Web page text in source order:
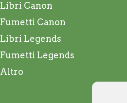
Libri Canon
Fumetti Canon
Libri Legends
Fumetti Legends
Altro